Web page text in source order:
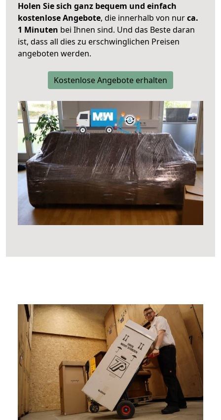
Holen Sie sich ganz bequem und einfach
kostenlose Angebote, die innerhalb von nurca.
1 Minuten bei Ihnen sind. Und das Beste daran
ist, dass all dies zu erschwinglichen Preisen
angeboten werden.
Kostenlose Angebote erhalten